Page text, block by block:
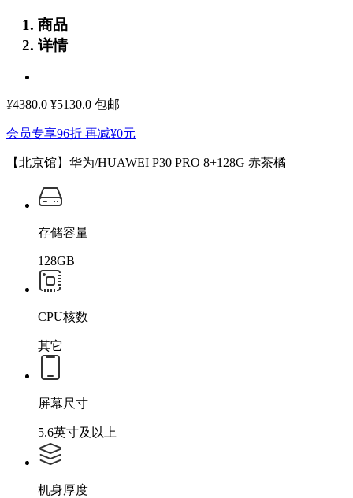
商品
详情
¥4380.0 ¥5130.0 包邮
会员专享96折 再减¥0元
【北京馆】华为/HUAWEI P30 PRO 8+128G 赤茶橘
存储容量
128GB
CPU核数
其它
屏幕尺寸
5.6英寸及以上
机身厚度